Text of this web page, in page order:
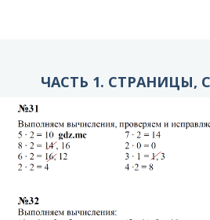
ЧАСТЬ 1. СТРАНИЦЫ,